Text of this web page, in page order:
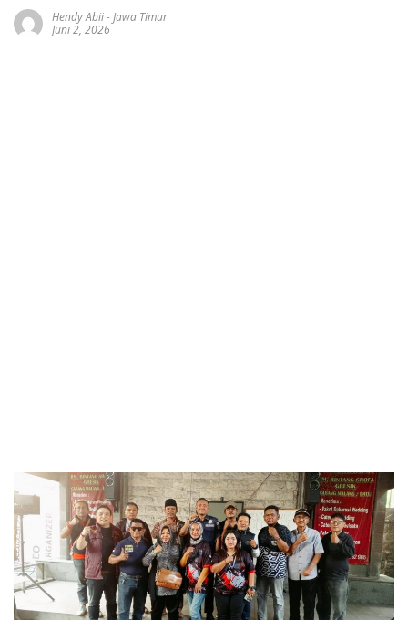
Hendy Abii-Jawa Timur
Juni 2, 2026